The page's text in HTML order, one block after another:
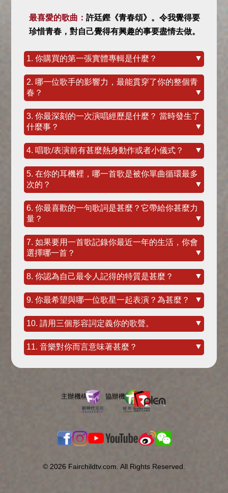
最喜愛的歌曲：許廷鏗《青春頌》。令我覺得要
珍惜青春，對自己覺得有興趣的事要盡情去做。
1. 你購買的第一張實體專輯是什麼？ ▼
2. 哪一位歌手的影響力，最能貫穿了你的整個青
春？
▼
3. 你最深刻的一次演唱經歷是什麼？ 當時發生了
什麼事？
▼
4. 唱歌/表演前有甚麼熱身動作或者小儀式？ ▼
5. 在你的耳機裡，哪一首歌是被你單曲循環最多
次的？
▼
6. 你最喜歡的一句歌詞是甚麼？它帶給你甚麼力
量？
▼
7. 如果要用一首歌記錄你最近一年的生活，你會
選擇哪一首？
▼
8. 你認為自己最令人記得的特質是甚麼？ ▼
9. 你最希望與哪一位歌星一起表演？為甚麼？ ▼
10. 請用三個形容詞定義你的歌聲。 ▼
11. 音樂對你而言意味著甚麼？ ▼
© 2026 Fairchildtv.com. All Rights Reserved.